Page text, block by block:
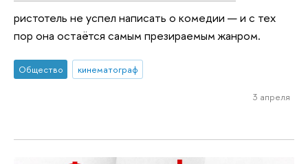
ристотель не успел написать о комедии — и с тех
пор она остаётся самым презираемым жанром.
Общество кинематограф
3 апреля